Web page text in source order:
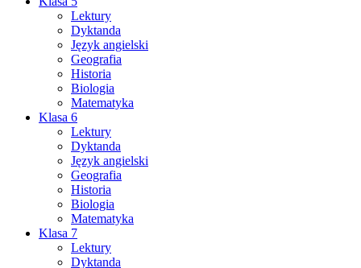
Lektury
Dyktanda
Język angielski
Geografia
Historia
Biologia
Matematyka
Klasa 6
Lektury
Dyktanda
Język angielski
Geografia
Historia
Biologia
Matematyka
Klasa 7
Lektury
Dyktanda